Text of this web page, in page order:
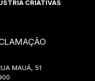
CRIATIVAS
MAUÁ, 51